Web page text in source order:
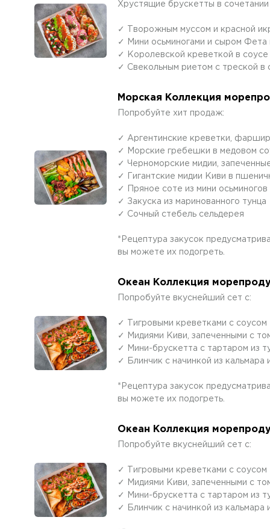
Хрустящие брускетты в сочетании
✓ Творожным муссом и красной
✓ Мини осьминогами и сыром Фета
✓ Королевской креветкой в соусе
✓ Свекольным риетом с треской в
Морская Коллекция
Попробуйте хит продаж:
✓ Аргентинские креветки,
✓ Морские гребешки в медовом
✓ Черноморские мидии,
✓ Гигантские мидии Киви в
✓ Пряное соте из мини осьминогов
✓ Закуска из маринованного тунца
✓ Сочный стебель сельдерея
*Рецептура закусок
вы можете их подогреть.
Океан Коллекция
Попробуйте вкуснейший сет с:
✓ Тигровыми креветками с соусом
✓ Мидиями Киви, запеченными с
✓ Мини-брускетта с тартаром из
✓ Блинчик с начинкой из
*Рецептура закусок
вы можете их подогреть.
Океан Коллекция
Попробуйте вкуснейший сет с:
✓ Тигровыми креветками с соусом
✓ Мидиями Киви, запеченными с
✓ Мини-брускетта с тартаром из
✓ Блинчик с начинкой из